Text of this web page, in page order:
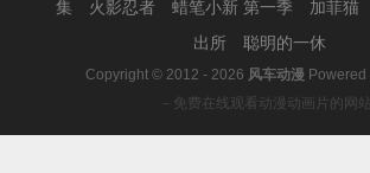
集
火影忍者 蜡笔小新 第一季 加菲猫
出所
聪明的一休
Copyright © 2012 - 2026 风车动漫 Powered
－免费在线观看动漫动画片的网站